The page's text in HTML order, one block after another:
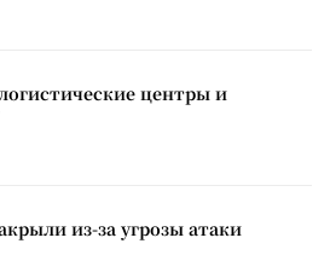
центры и
из-за угрозы атаки